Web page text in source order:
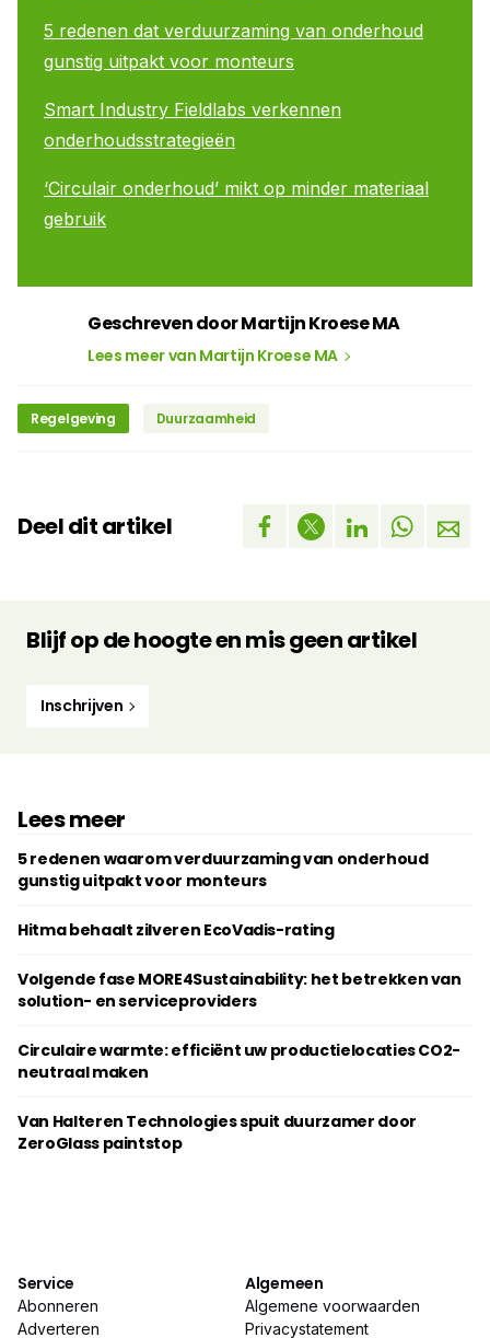
5 redenen dat verduurzaming van onderhoud
gunstig uitpakt voor monteurs
Smart Industry Fieldlabs verkennen
onderhoudsstrategieën
‘Circulair onderhoud’ mikt op minder materiaal
gebruik
Geschreven door Martijn Kroese MA
Lees meer van Martijn Kroese MA
Regelgeving Duurzaamheid
Deel dit artikel
Blijf op de hoogte en mis geen artikel
Inschrijven
Lees meer
5 redenen waarom verduurzaming van onderhoud
gunstig uitpakt voor monteurs
Hitma behaalt zilveren EcoVadis-rating
Volgende fase MORE4Sustainability: het betrekken van
solution- en serviceproviders
Circulaire warmte: efficiënt uw productielocaties CO2-
neutraal maken
Van Halteren Technologies spuit duurzamer door
ZeroGlass paintstop
Service
Abonneren
Adverteren
Algemeen
Algemene voorwaarden
Privacystatement